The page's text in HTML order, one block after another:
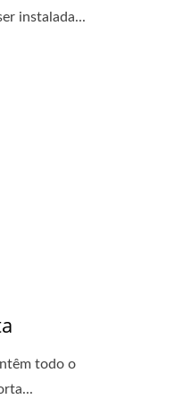
instalada...
todo o